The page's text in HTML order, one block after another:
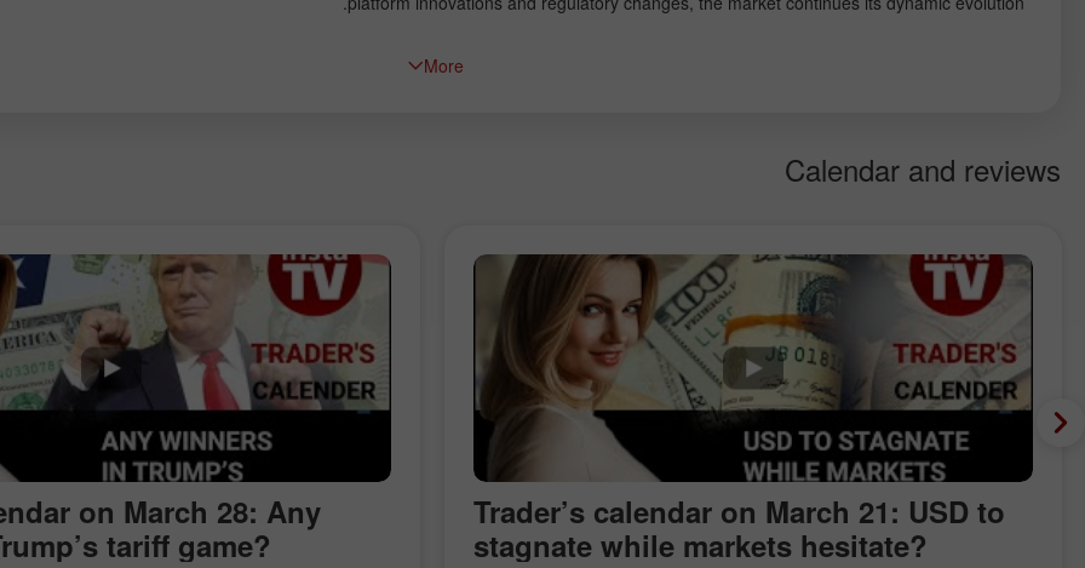
More
Calendar and reviews
on March 28: Any
tariff game?
Trader’s calendar on March 21: USD to
stagnate while markets hesitate?